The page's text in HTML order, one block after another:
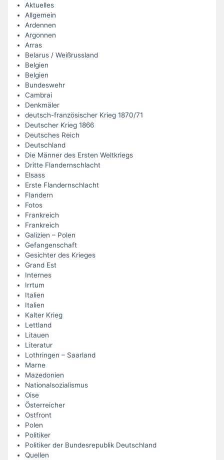
Aktuelles
Allgemein
Ardennen
Argonnen
Arras
Belarus / Weißrussland
Belgien
Belgien
Bundeswehr
Cambrai
Denkmäler
deutsch-französischer Krieg 1870/71
Deutscher Krieg 1866
Deutsches Reich
Deutschland
Die Männer des Ersten Weltkriegs
Dritte Flandernschlacht
Elsass
Erste Flandernschlacht
Flandern
Fotos
Frankreich
Frankreich
Galizien – Polen
Gefangenschaft
Gesichter des Krieges
Grand Est
Internes
Irrtum
Italien
Italien
Kalter Krieg
Lettland
Litauen
Literatur
Lothringen – Saarland
Marne
Mazedonien
Nationalsozialismus
Oise
Österreicher
Ostfront
Polen
Politiker
Politiker der Bundesrepublik Deutschland
Quellen